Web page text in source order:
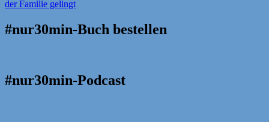
#nur30min-Buch bestellen
#nur30min-Podcast